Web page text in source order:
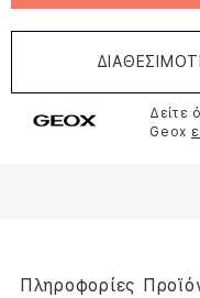
Δείτε
Geox
Πληροφορίες